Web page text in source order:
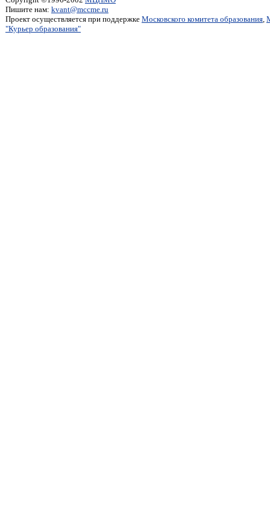
Пишите нам: kvant@mccme.ru
Проект осуществляется при поддержке Московского комитета образования,
"Курьер образования"